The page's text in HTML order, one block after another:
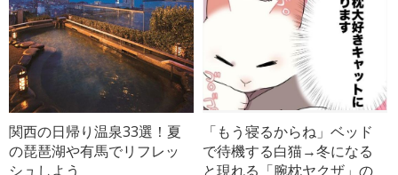
関西の日帰り温泉33選！夏
の琵琶湖や有馬でリフレッ
シュしよう
「もう寝るからね」ベッド
で待機する白猫→冬になる
と現れる「腕枕ヤクザ」の